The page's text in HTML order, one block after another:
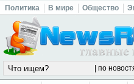
Политика В мире Общество